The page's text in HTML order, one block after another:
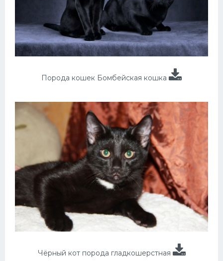
Порода кошек Бомбейская кошка
Чёрный кот порода гладкошерстная